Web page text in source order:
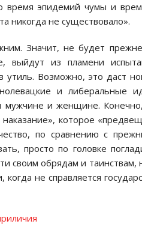
время эпидемий чумы и
никогда не существовало».
Значит, не будет
выйдут из пламени
утиль. Возможно, это даст
и либеральные
мужчине и женщине.
которое
по сравнению с
просто по головке
своим обрядам и таинствам,
не справляется